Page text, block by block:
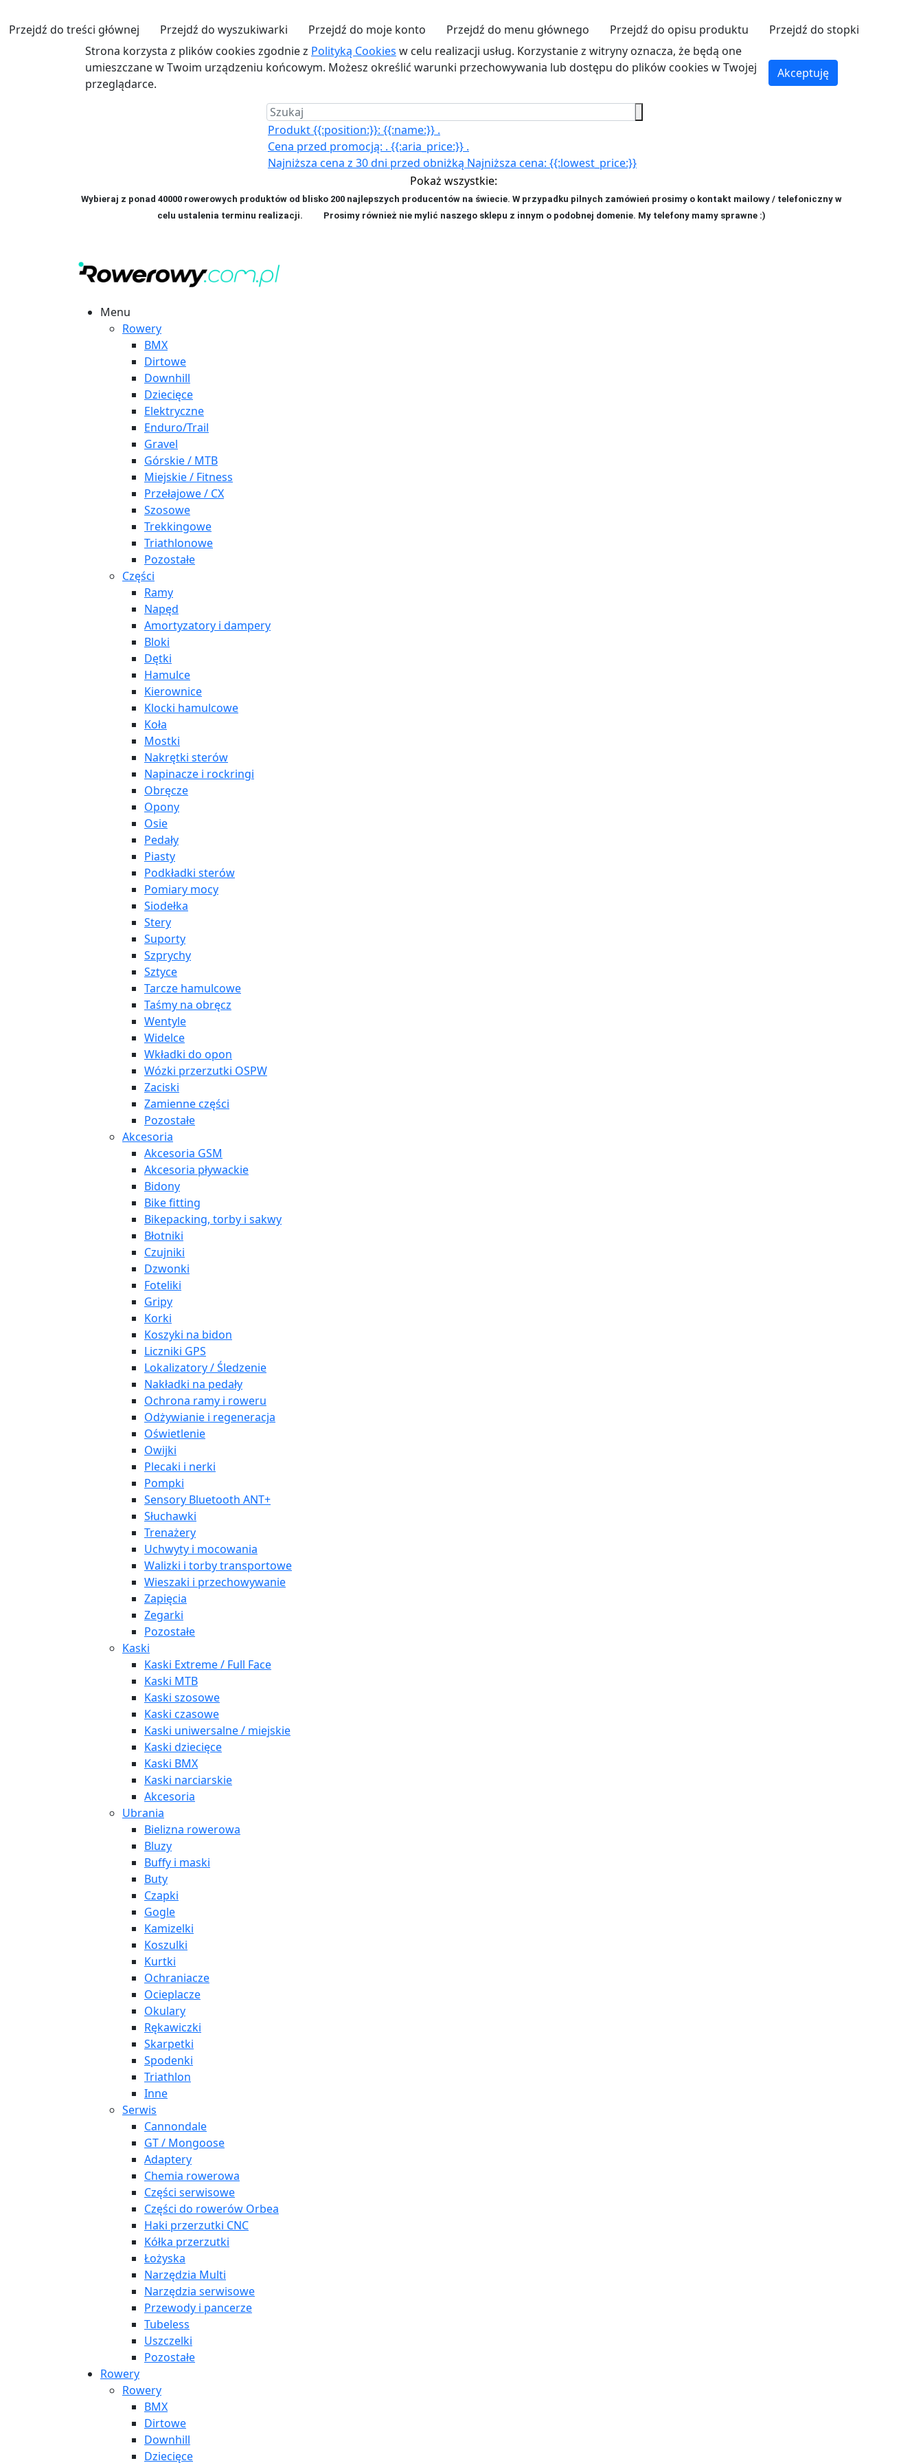
Przejdź do treści głównej Przejdź do wyszukiwarki Przejdź do moje konto Przejdź do menu głównego Przejdź do opisu produktu
Przejdź do stopki
Strona korzysta z plików cookies zgodnie z Polityką Cookies w celu realizacji usług. Korzystanie z witryny oznacza, że będą one
umieszczane w Twoim urządzeniu końcowym. Możesz określić warunki przechowywania lub dostępu do plików cookies w Twojej
przeglądarce.
Akceptuję
Produkt {{:position:}}: {{:name:}} .
Cena przed promocją: . {{:aria_price:}} .
Najniższa cena z 30 dni przed obniżką Najniższa cena: {{:lowest_price:}}
Pokaż wszystkie:
Wybieraj z ponad 40000 rowerowych produktów od blisko 200 najlepszych producentów na świecie. W przypadku pilnych zamówień prosimy o kontakt mailowy / telefoniczny w
celu ustalenia terminu realizacji. Prosimy również nie mylić naszego sklepu z innym o podobnej domenie. My telefony mamy sprawne :)
Menu
Rowery
BMX
Dirtowe
Downhill
Dziecięce
Elektryczne
Enduro/Trail
Gravel
Górskie / MTB
Miejskie / Fitness
Przełajowe / CX
Szosowe
Trekkingowe
Triathlonowe
Pozostałe
Części
Ramy
Napęd
Amortyzatory i dampery
Bloki
Dętki
Hamulce
Kierownice
Klocki hamulcowe
Koła
Mostki
Nakrętki sterów
Napinacze i rockringi
Obręcze
Opony
Osie
Pedały
Piasty
Podkładki sterów
Pomiary mocy
Siodełka
Stery
Suporty
Szprychy
Sztyce
Tarcze hamulcowe
Taśmy na obręcz
Wentyle
Widelce
Wkładki do opon
Wózki przerzutki OSPW
Zaciski
Zamienne części
Pozostałe
Akcesoria
Akcesoria GSM
Akcesoria pływackie
Bidony
Bike fitting
Bikepacking, torby i sakwy
Błotniki
Czujniki
Dzwonki
Foteliki
Gripy
Korki
Koszyki na bidon
Liczniki GPS
Lokalizatory / Śledzenie
Nakładki na pedały
Ochrona ramy i roweru
Odżywianie i regeneracja
Oświetlenie
Owijki
Plecaki i nerki
Pompki
Sensory Bluetooth ANT+
Słuchawki
Trenażery
Uchwyty i mocowania
Walizki i torby transportowe
Wieszaki i przechowywanie
Zapięcia
Zegarki
Pozostałe
Kaski
Kaski Extreme / Full Face
Kaski MTB
Kaski szosowe
Kaski czasowe
Kaski uniwersalne / miejskie
Kaski dziecięce
Kaski BMX
Kaski narciarskie
Akcesoria
Ubrania
Bielizna rowerowa
Bluzy
Buffy i maski
Buty
Czapki
Gogle
Kamizelki
Koszulki
Kurtki
Ochraniacze
Ocieplacze
Okulary
Rękawiczki
Skarpetki
Spodenki
Triathlon
Inne
Serwis
Cannondale
GT / Mongoose
Adaptery
Chemia rowerowa
Części serwisowe
Części do rowerów Orbea
Haki przerzutki CNC
Kółka przerzutki
Łożyska
Narzędzia Multi
Narzędzia serwisowe
Przewody i pancerze
Tubeless
Uszczelki
Pozostałe
Rowery
Rowery
BMX
Dirtowe
Downhill
Dziecięce